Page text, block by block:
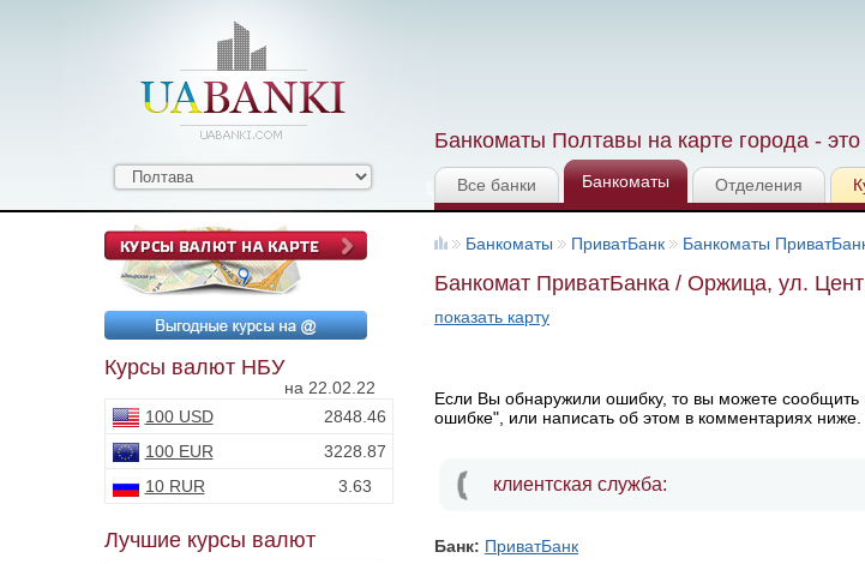
Банкоматы Полтавы на карте города -
Все банки Банкоматы Отделения
Курсы валют НБУ
на 22.02.22
100 USD
2848.46
100 EUR
3228.87
10 RUR
3.63
Лучшие курсы валют
Банкоматы ПриватБанк Банкоматы
Банкомат ПриватБанка / Оржица, ул.
показать карту
Если Вы обнаружили ошибку, то вы можете сообщить
ошибке", или написать об этом в комментариях ниже.
клиентская служба:
Банк: ПриватБанк